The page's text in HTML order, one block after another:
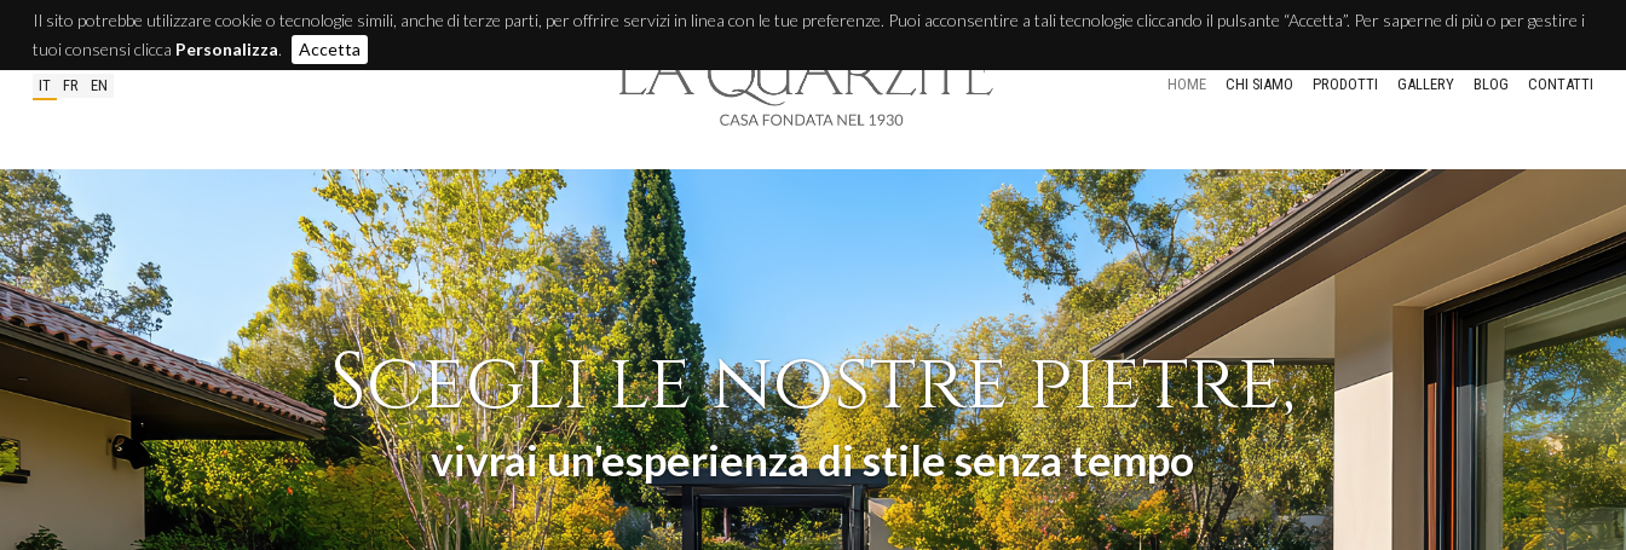
IT FR EN HOME CHI SIAMO PRODOTTI GALLERY BLOG CONTATTI
Scegli le nostre pietre,
vivrai un'esperienza di stile senza tempo
Il sito potrebbe utilizzare cookie o tecnologie simili, anche di terze parti, per offrire servizi in linea con le tue preferenze. Puoi acconsentire a tali tecnologie cliccando il pulsante “Accetta”. Per saperne di più o per gestire i
tuoi consensi clicca Personalizza. Accetta